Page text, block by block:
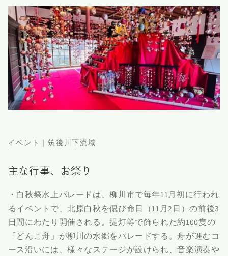
イベント｜筑後川下流域
主な行事、お祭り
・白秋祭水上パレードは、柳川市で毎年11月初に行われ
るイベントで、北原白秋を偲び命日（11月2日）の前後3
日間にわたり開催される。提灯等で飾られた約100隻の
「どんこ舟」が柳川の水郷をパレードする。舟が進むコ
ース沿いには、様々なステージが設けられ、音楽演奏や